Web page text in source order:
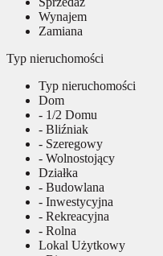
Wynajem
Zamiana
Typ nieruchomości
Typ nieruchomości
Dom
- 1/2 Domu
- Bliźniak
- Szeregowy
- Wolnostojący
Działka
- Budowlana
- Inwestycyjna
- Rekreacyjna
- Rolna
Lokal Użytkowy